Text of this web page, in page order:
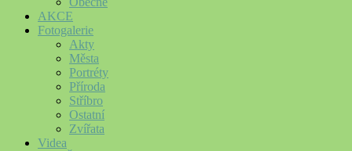
AKCE
Fotogalerie
Akty
Města
Portréty
Příroda
Stříbro
Ostatní
Zvířata
Videa